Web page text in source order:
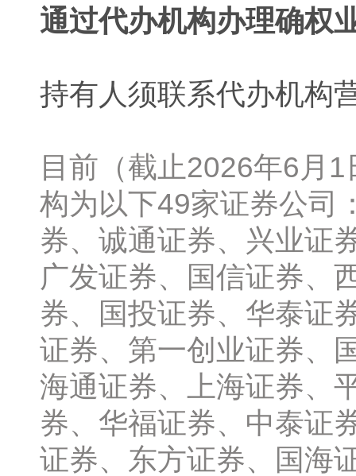
通过代办机构办理确权
持有人须联系代办机构
目前（截止2026年6月
构为以下49家证券公司
券、诚通证券、兴业证
广发证券、国信证券、
券、国投证券、华泰证
证券、第一创业证券、
海通证券、上海证券、
券、华福证券、中泰证
证券、东方证券、国海